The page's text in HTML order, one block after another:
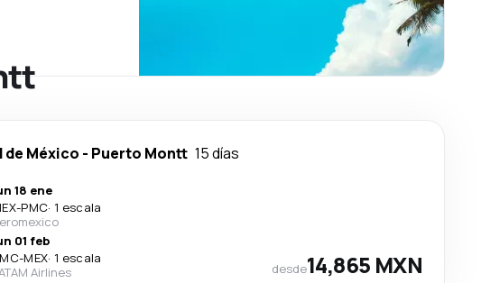
de México - Puerto Montt 15 días
18 ene
-PMC· 1 escala
01 feb
-MEX· 1 escala
Airlines
desde14,865 MXN